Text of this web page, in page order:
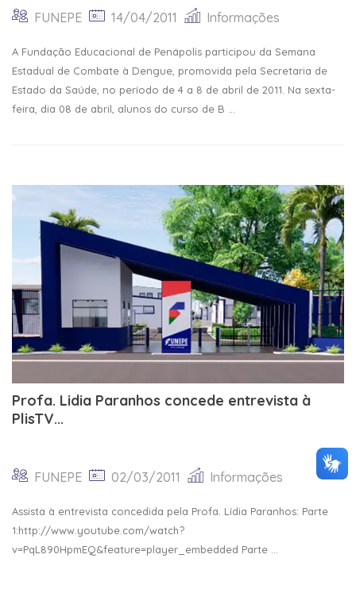
FUNEPE 14/04/2011 Informações
A Fundação Educacional de Penápolis participou da Semana
Estadual de Combate à Dengue, promovida pela Secretaria de
Estado da Saúde, no período de 4 a 8 de abril de 2011. Na sexta-
feira, dia 08 de abril, alunos do curso de B ...
Profa. Lidia Paranhos concede entrevista à
PlisTV...
FUNEPE 02/03/2011 Informações
Assista à entrevista concedida pela Profa. Lídia Paranhos: Parte
1:http://www.youtube.com/watch?
v=PqL890HpmEQ&feature=player_embedded Parte ...